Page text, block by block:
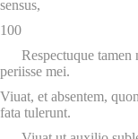
sensus,
100
Respectuque tamen
periisse mei.
Viuat, et absentem,
fata tulerunt.